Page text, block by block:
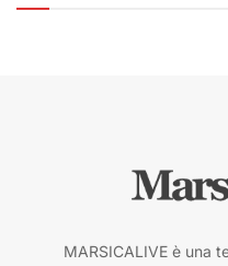
MARSICALIVE è una